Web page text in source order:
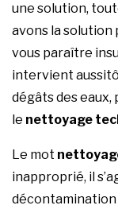
une solution,
avons la solution
vous paraître
intervient
dégâts des
le nettoyage
Le mot
inapproprié, il